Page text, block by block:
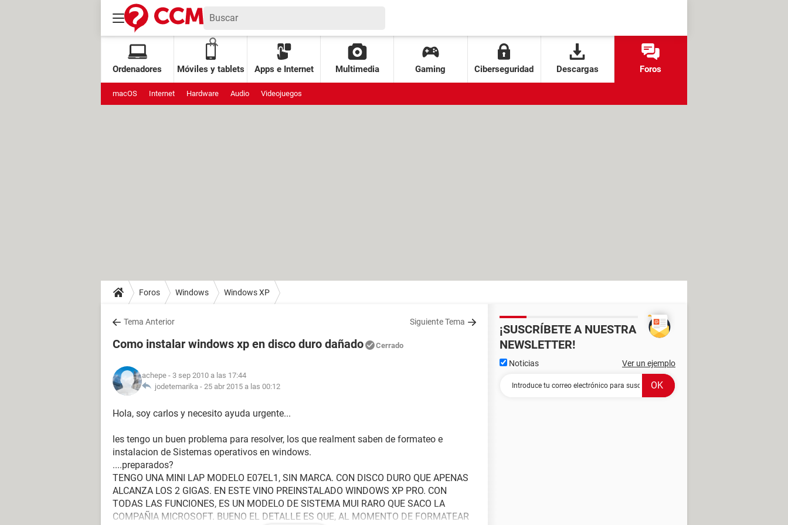
Ordenadores Móviles y tablets Apps e Internet Multimedia Gaming Ciberseguridad Descargas Foros
macOS Internet Hardware Audio Videojuegos
Foros Windows Windows XP
Tema Anterior Siguiente Tema
Como instalar windows xp en disco duro dañado Cerrado
achepe - 3 sep 2010 a las 17:44
jodetemarika - 25 abr 2015 a las 00:12
Hola, soy carlos y necesito ayuda urgente...
les tengo un buen problema para resolver, los que realment saben de formateo e
instalacion de Sistemas operativos en windows.
....preparados?
TENGO UNA MINI LAP MODELO E07EL1, SIN MARCA. CON DISCO DURO QUE APENAS
ALCANZA LOS 2 GIGAS. EN ESTE VINO PREINSTALADO WINDOWS XP PRO. CON
TODAS LAS FUNCIONES, ES UN MODELO DE SISTEMA MUI RARO QUE SACO LA
COMPAÑIA MICROSOFT. BUENO EL DETALLE ES QUE, AL MOMENTO DE FORMATEAR
¡SUSCRÍBETE A NUESTRA
NEWSLETTER!
Noticias Ver un ejemplo